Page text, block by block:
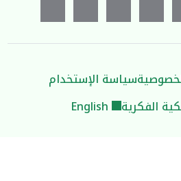
سياسة الإستخدام
الفكرية
English